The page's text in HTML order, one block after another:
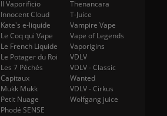
Il Vaporificio
Innocent Cloud
Kate's e-liquide
Le Coq qui Vape
Le French Liquide
Le Potager du Roi
Les 7 Péchés
Capitaux
Mukk Mukk
Petit Nuage
Phodé SENSE
Thenancara
T-Juice
Vampire Vape
Vape of Legends
Vaporigins
VDLV
VDLV - Classic
Wanted
VDLV - Cirkus
Wolfgang juice